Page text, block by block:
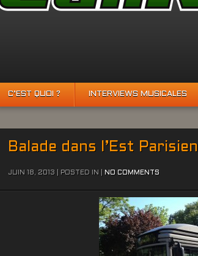
C’EST QUOI ? INTERVIEWS MUSICALES
Balade dans l’Est Parisien
JUIN 18, 2013 | POSTED IN | NO COMMENTS